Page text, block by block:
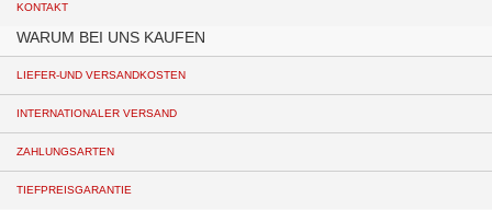
KONTAKT
WARUM BEI UNS KAUFEN
LIEFER-UND VERSANDKOSTEN
INTERNATIONALER VERSAND
ZAHLUNGSARTEN
TIEFPREISGARANTIE